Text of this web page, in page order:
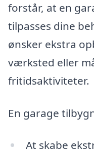
forstår, at en
tilpasses dine
ønsker ekstra
værksted eller
fritidsaktiviteter.
En garage
At skabe